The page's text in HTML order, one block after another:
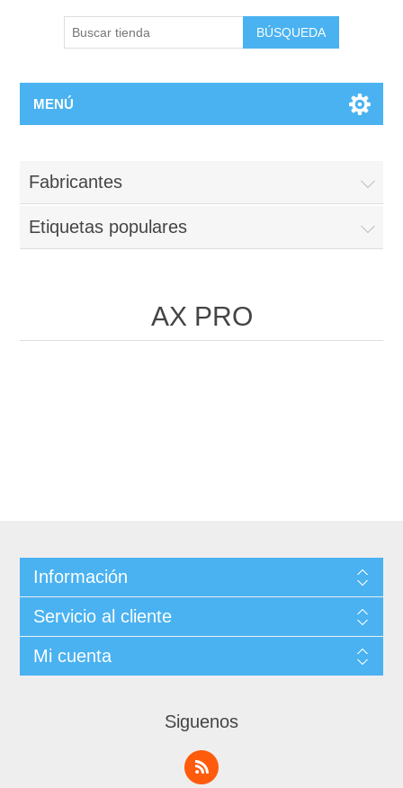
BÚSQUEDA
MENÚ
Fabricantes
Etiquetas populares
AX PRO
Información
Servicio al cliente
Mi cuenta
Siguenos